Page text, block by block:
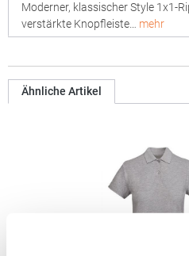
Moderner, klassischer Style 1x1-
verstärkte Knopfleiste… mehr
Ähnliche Artikel